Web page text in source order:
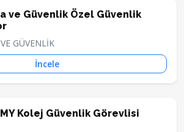
ve Güvenlik Özel Güvenlik
GÜVENLİK
İncele
MY Kolej Güvenlik Görevlisi